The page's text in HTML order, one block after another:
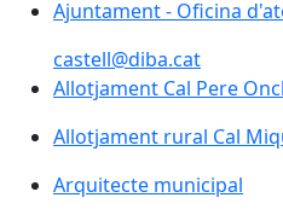
Ajuntament - Oficina
Ajuntament - Oficina
castell@diba.cat
Allotjament Cal Pere
Allotjament Cal Pere
Allotjament rural Cal
Allotjament rural Cal
Arquitecte municipal